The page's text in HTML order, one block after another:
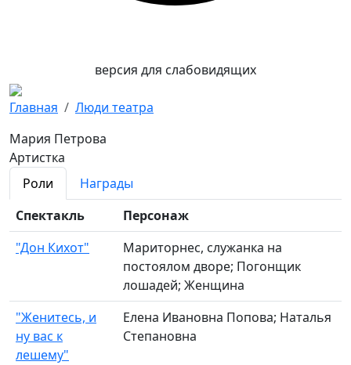
версия для слабовидящих
Главная
Люди театра
Мария Петрова
Артистка
Роли
Награды
Спектакль
Персонаж
"Дон Кихот"
Мариторнес, служанка на
постоялом дворе; Погонщик
лошадей; Женщина
"Женитесь, и
ну вас к
лешему"
Елена Ивановна Попова; Наталья
Степановна